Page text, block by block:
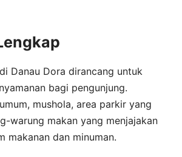
Danau Dora dirancang untuk
bagi pengunjung.
mushola, area parkir yang
warung makan yang menjajakan
makanan dan minuman.